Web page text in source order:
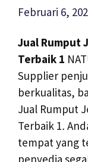
Februari 6,
Jual Rumput
Terbaik 1
Supplier
berkualitas,
Jual Rumput
Terbaik 1.
tempat yang